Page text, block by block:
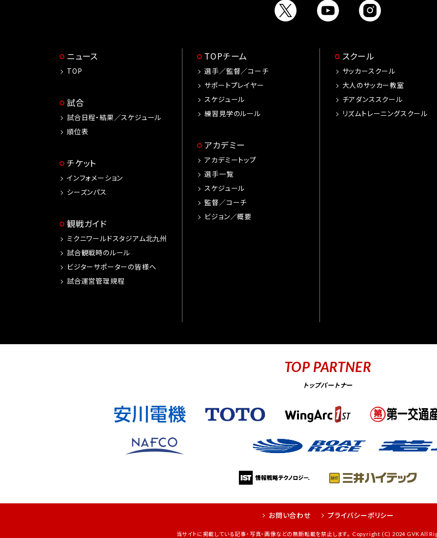
ニュース
TOP
試合
試合日程・結果／スケジュール
順位表
チケット
インフォメーション
シーズンパス
観戦ガイド
ミクニワールドスタジアム北九州
試合観戦時のルール
ビジターサポーターの皆様へ
試合運営管理規程
TOPチーム
選手／監督／コーチ
サポートプレイヤー
スケジュール
練習見学のルール
アカデミー
アカデミートップ
選手一覧
スケジュール
監督／コーチ
ビジョン／概要
スクール
サッカースクール
大人のサッカー教室
チアダンススクール
リズムトレーニングスクール
TOP PARTNER
トップパートナー
お問い合わせ プライバシーポリシー
当サイトに掲載している記事・写真・画像などの無断転載を禁止します。 Copyright (C) 2024 GVK All